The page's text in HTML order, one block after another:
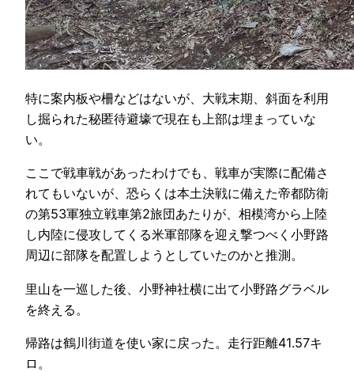
特に案内板や柵などはないが、大戦末期、斜面を利用
し掘られた秘匿待避壕で現在も上部は埋まっていな
い。
ここで戦車戦があったわけでも、戦車が実際に配備さ
れてもいないが、恐らくは本土決戦に備えた帝都防衛
の第53軍独立戦車第2旅団あたりが、相模湾から上陸
し内陸に侵攻してくる米軍部隊を迎え撃つべく小野路
周辺に部隊を配置しようとしていたのかと推測。
里山を一巡した後、小野神社横に出て小野路グラベル
を終える。
帰路は鶴川街道を使い家に戻った。走行距離41.57キ
ロ。